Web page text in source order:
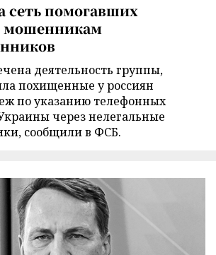
сеть помогавших
мошенникам
деятельность группы,
похищенные у россиян
по указанию телефонных
через нелегальные
сообщили в ФСБ.